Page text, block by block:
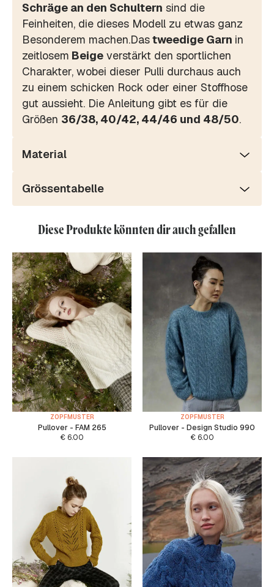
Schräge an den Schultern sind die
Feinheiten, die dieses Modell zu etwas ganz
Besonderem machen.Dastweedige Garn in
zeitlosem Beige verstärkt den sportlichen
Charakter, wobei dieser Pulli durchaus auch
zu einem schicken Rock oder einer Stoffhose
gut aussieht. Die Anleitung gibt es für die
Größen 36/38, 40/42, 44/46 und 48/50.
Material
Grössentabelle
Diese Produkte könnten dir auch gefallen
ZOPFMUSTER
Pullover - FAM 265
€ 6.00
ZOPFMUSTER
Pullover - Design Studio 990
€ 6.00